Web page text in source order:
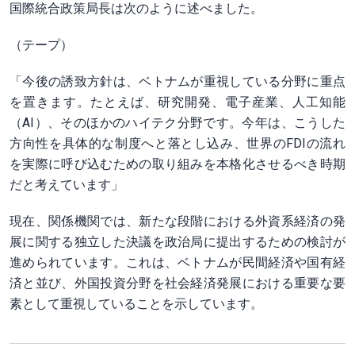
国際統合政策局長は次のように述べました。
（テープ）
「今後の誘致方針は、ベトナムが重視している分野に重点
を置きます。たとえば、研究開発、電子産業、人工知能
（AI）、そのほかのハイテク分野です。今年は、こうした
方向性を具体的な制度へと落とし込み、世界のFDIの流れ
を実際に呼び込むための取り組みを本格化させるべき時期
だと考えています」
現在、関係機関では、新たな段階における外資系経済の発
展に関する独立した決議を政治局に提出するための検討が
進められています。これは、ベトナムが民間経済や国有経
済と並び、外国投資分野を社会経済発展における重要な要
素として重視していることを示しています。